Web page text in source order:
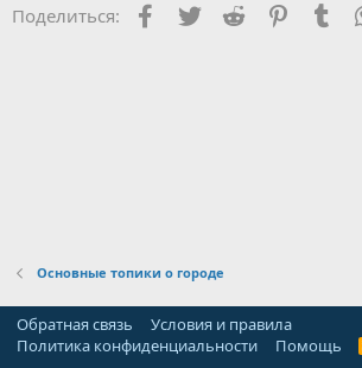
Поделиться: Facebook
Twitter Reddit
Основные топики о городе
Обратная связь
Условия и правила
Политика конфиденциальности
Помощь